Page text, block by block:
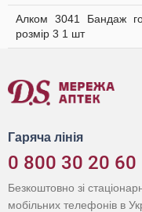
Алком 3041 Бандаж
розмір 3 1 шт
Гаряча лінія
0 800 30 20 60
Безкоштовно зі
мобільних телефонів в